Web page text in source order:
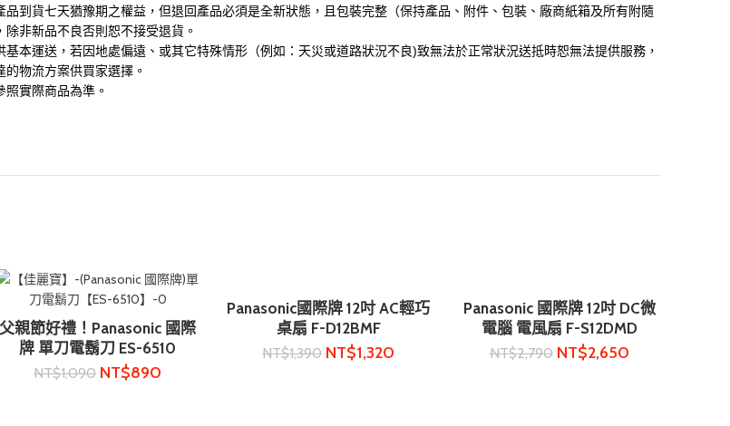
到貨七天猶豫期之權益，但退回產品必須是全新狀態，且包裝完整（保持產品、附件、包裝、廠商紙箱及所有附隨
非新品不良否則恕不接受退貨。
本運送，若因地處偏遠、或其它特殊情形（例如：天災或道路狀況不良)致無法於正常狀況送抵時恕無法提供服務，
物流方案供買家選擇。
實際商品為準。
加入購物車
父親節好禮！Panasonic 國際
牌 單刀電鬍刀 ES-6510
NT$1,090 NT$890
加入購物車
Panasonic國際牌 12吋 AC輕巧
桌扇 F-D12BMF
NT$1,390 NT$1,320
加入購物車
Panasonic 國際牌 12吋 DC微
電腦 電風扇 F-S12DMD
NT$2,790 NT$2,650